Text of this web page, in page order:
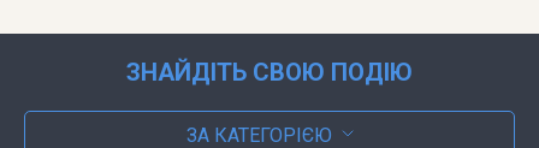
ЗНАЙДІТЬ СВОЮ ПОДІЮ
ЗА КАТЕГОРІЄЮ